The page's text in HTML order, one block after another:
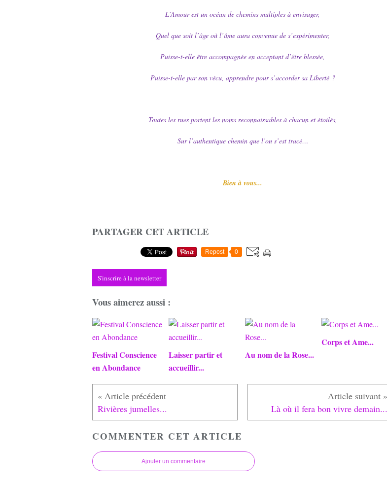
L’Amour est un océan de chemins multiples à envisager,
Quel que soit l’âge où l’âme aura convenue de s’expérimenter,
Puisse-t-elle être accompagnée en acceptant d’être blessée,
Puisse-t-elle par son vécu, apprendre pour s’accorder sa Liberté ?
Toutes les rues portent les noms reconnaissables à chacun et étoilés,
Sur l’authentique chemin que l’on s’est tracé…
Bien à vous...
PARTAGER CET ARTICLE
Repost 0
S'inscrire à la newsletter
Vous aimerez aussi :
Festival Conscience
en Abondance
Laisser partir et
accueillir...
Au nom de la Rose...
Corps et Ame...
Rivières jumelles... Là où il fera bon vivre demain...
COMMENTER CET ARTICLE
Ajouter un commentaire